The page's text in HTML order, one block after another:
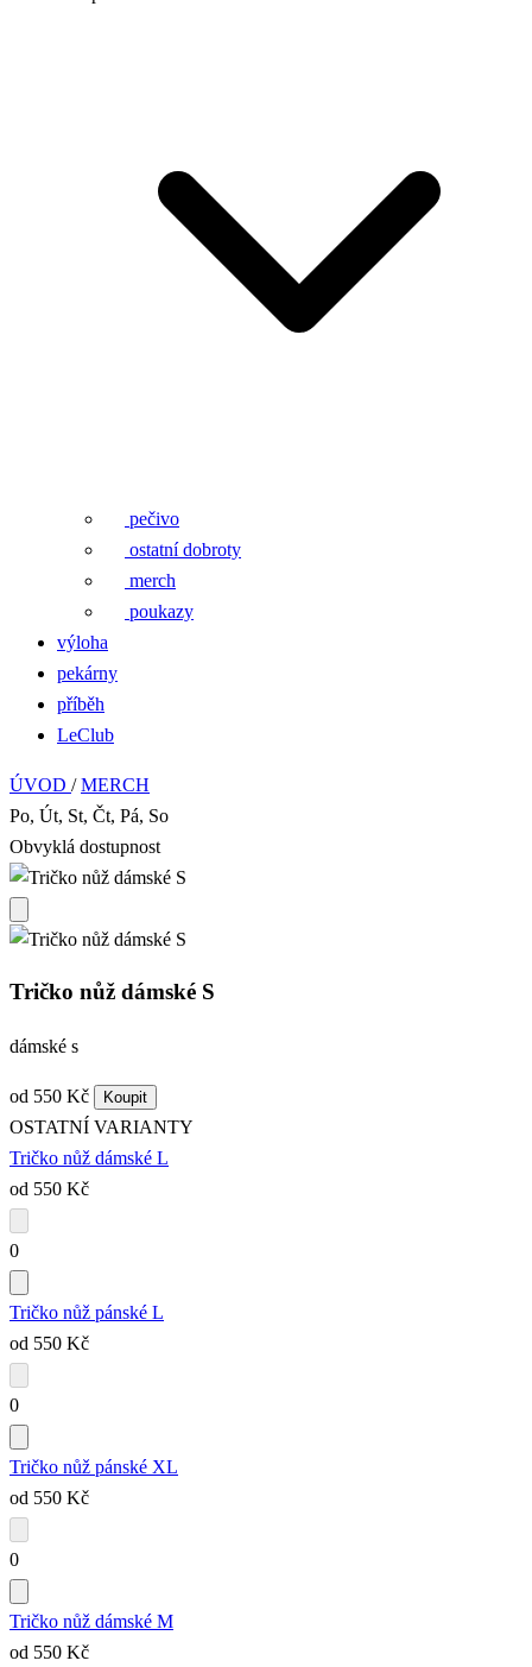
pečivo
ostatní dobroty
merch
poukazy
výloha
pekárny
příběh
LeClub
ÚVOD / MERCH
Po, Út, St, Čt, Pá, So
Obvyklá dostupnost
Tričko nůž dámské S
dámské s
od 550 Kč Koupit
OSTATNÍ VARIANTY
Tričko nůž dámské L
od 550 Kč
0
Tričko nůž pánské L
od 550 Kč
0
Tričko nůž pánské XL
od 550 Kč
0
Tričko nůž dámské M
od 550 Kč